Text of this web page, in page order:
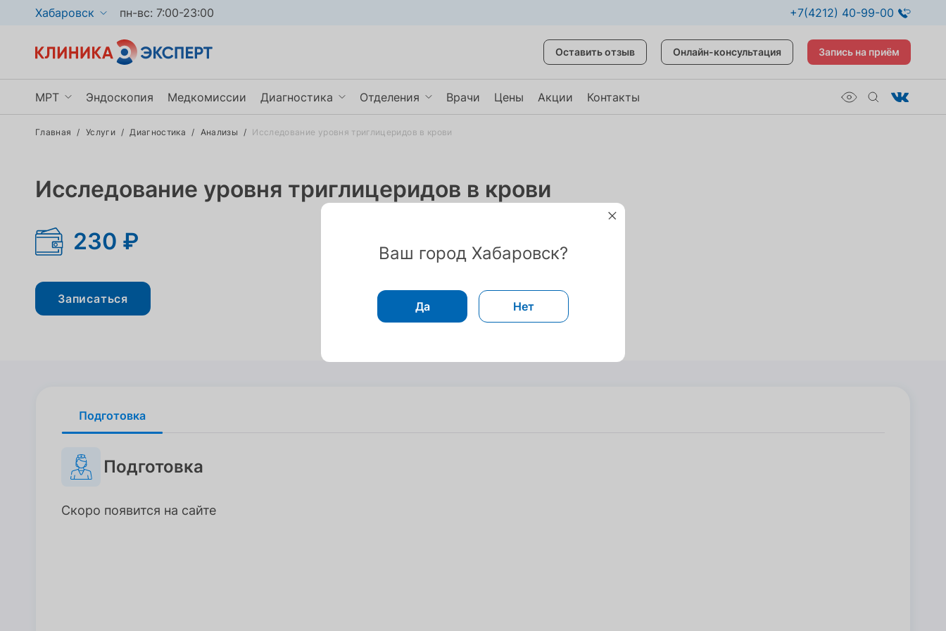
Хабаровск пн-вс: 7:00-23:00 +7(4212) 40-99-00
Оставить отзыв Онлайн-консультация Запись на приём
МРТ
МРТ позвоночника
Показать ещё
Эндоскопия Медкомиссии Диагностика
УЗИ
Отделения
Кардиология
Врачи Цены Акции Контакты
Главная / Услуги / Диагностика / Анализы / Исследование уровня триглицеридов в крови
Исследование уровня триглицеридов в крови
230 ₽
Записаться
Подготовка
Подготовка
Подготовка
Скоро появится на сайте
Ваш город Хабаровск?
Да Нет